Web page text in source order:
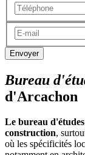
Envoyer
Bureau
d'Arcachon
Le bureau
construction,
où les spécificités